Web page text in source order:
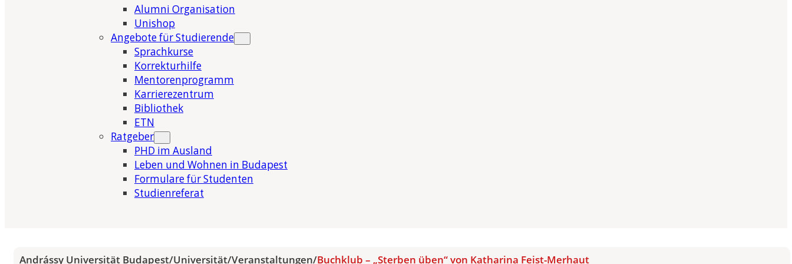
Alumni Organisation
Unishop
Angebote für Studierende
Sprachkurse
Korrekturhilfe
Mentorenprogramm
Karrierezentrum
Bibliothek
ETN
Ratgeber
PHD im Ausland
Leben und Wohnen in Budapest
Formulare für Studenten
Studienreferat
Andrássy Universität Budapest/Universität/Veranstaltungen/Buchklub – „Sterben üben“ von Katharina Feist-Merhaut